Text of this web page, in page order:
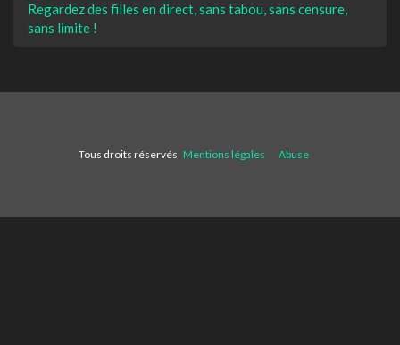
Regardez des filles en direct, sans tabou, sans censure,
sans limite !
Tous droits réservés Mentions légales Abuse